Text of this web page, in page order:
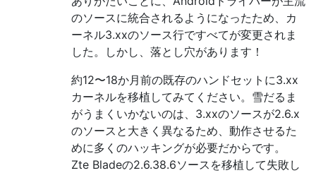
のソースに統合されるようになったため、カ
ーネル3.xxのソース行ですべてが変更されま
した。しかし、落とし穴があります！
約12〜18か月前の既存のハンドセットに3.xx
カーネルを移植してみてください。雪だるま
がうまくいかないのは、3.xxのソースが2.6.x
のソースと大きく異なるため、動作させるた
めに多くのハッキングが必要だからです。
Zte Bladeの2.6.38.6ソースを移植して失敗し